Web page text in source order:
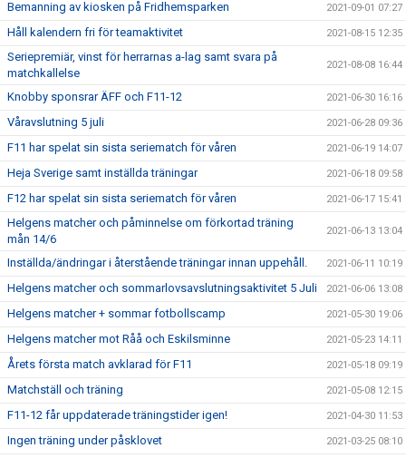
Bemanning av kiosken på Fridhemsparken 2021-09-01 07:27
Håll kalendern fri för teamaktivitet 2021-08-15 12:35
Seriepremiär, vinst för herrarnas a-lag samt svara på
matchkallelse
2021-08-08 16:44
Knobby sponsrar ÄFF och F11-12 2021-06-30 16:16
Våravslutning 5 juli 2021-06-28 09:36
F11 har spelat sin sista seriematch för våren 2021-06-19 14:07
Heja Sverige samt inställda träningar 2021-06-18 09:58
F12 har spelat sin sista seriematch för våren 2021-06-17 15:41
Helgens matcher och påminnelse om förkortad träning
mån 14/6
2021-06-13 13:04
Inställda/ändringar i återstående träningar innan uppehåll. 2021-06-11 10:19
Helgens matcher och sommarlovsavslutningsaktivitet 5 Juli 2021-06-06 13:08
Helgens matcher + sommar fotbollscamp 2021-05-30 19:06
Helgens matcher mot Råå och Eskilsminne 2021-05-23 14:11
Årets första match avklarad för F11 2021-05-18 09:19
Matchställ och träning 2021-05-08 12:15
F11-12 får uppdaterade träningstider igen! 2021-04-30 11:53
Ingen träning under påsklovet 2021-03-25 08:10